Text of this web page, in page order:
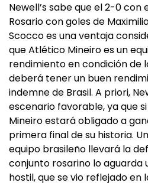
Newell’s sabe que el 2-0 con
Rosario con goles de
Scocco es una ventaja
que Atlético Mineiro es un
rendimiento en condición de
deberá tener un buen
indemne de Brasil. A priori,
escenario favorable, ya que
Mineiro estará obligado a
primera final de su historia.
equipo brasileño llevará la
conjunto rosarino lo aguarda
hostil, que se vio reflejado en